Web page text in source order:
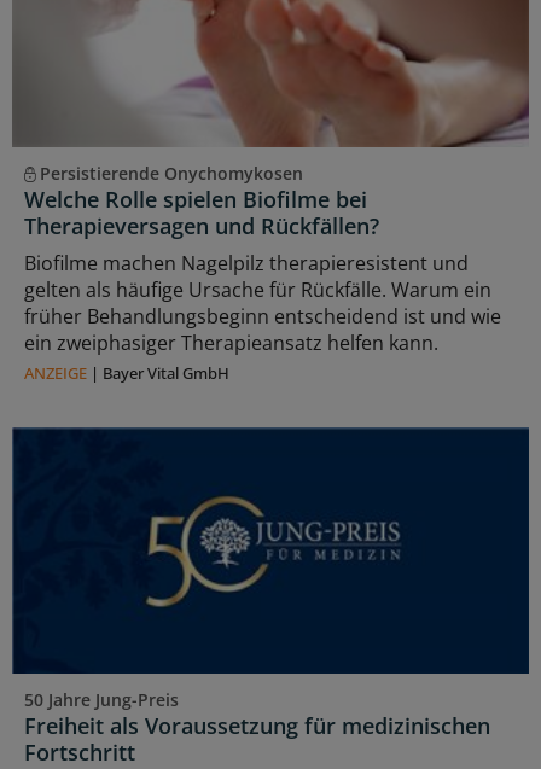
Persistierende Onychomykosen
Welche Rolle spielen Biofilme bei
Therapieversagen und Rückfällen?
Biofilme machen Nagelpilz therapieresistent und
gelten als häufige Ursache für Rückfälle. Warum ein
früher Behandlungsbeginn entscheidend ist und wie
ein zweiphasiger Therapieansatz helfen kann.
ANZEIGE | Bayer Vital GmbH
50 Jahre Jung-Preis
Freiheit als Voraussetzung für medizinischen
Fortschritt